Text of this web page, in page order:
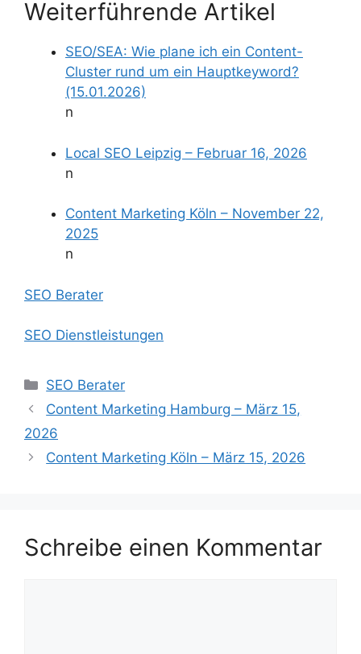
Weiterführende Artikel
SEO/SEA: Wie plane ich ein Content-
Cluster rund um ein Hauptkeyword?
(15.01.2026)
n
Local SEO Leipzig – Februar 16, 2026
n
Content Marketing Köln – November 22,
2025
n
SEO Berater
SEO Dienstleistungen
Kategorien
SEO Berater
Content Marketing Hamburg – März 15,
2026
Content Marketing Köln – März 15, 2026
Schreibe einen Kommentar